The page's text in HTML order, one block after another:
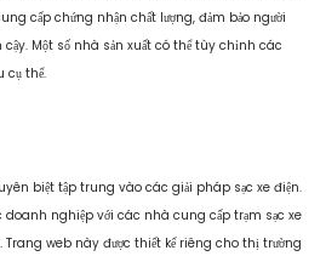
cấp chứng nhận chất lượng, đảm bảo người
Một số nhà sản xuất có thể tùy chỉnh các
cụ thể.
biệt tập trung vào các giải pháp sạc xe điện.
doanh nghiệp với các nhà cung cấp trạm sạc xe
web này được thiết kế riêng cho thị trường